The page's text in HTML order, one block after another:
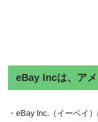
eBay Incは、ア
・eBay Inc.（イーベイ